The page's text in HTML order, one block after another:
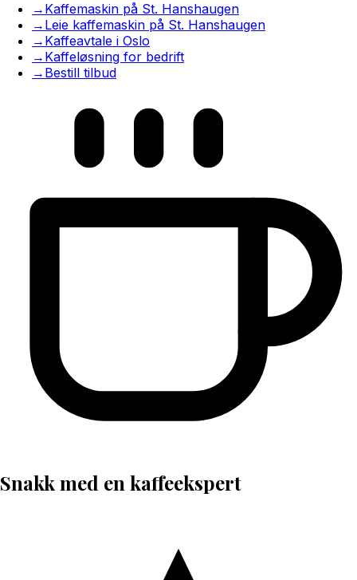
→ Kaffemaskin på St. Hanshaugen
→ Leie kaffemaskin på St. Hanshaugen
→ Kaffeavtale i Oslo
→ Kaffeløsning for bedrift
→ Bestill tilbud
Snakk med en kaffeekspert